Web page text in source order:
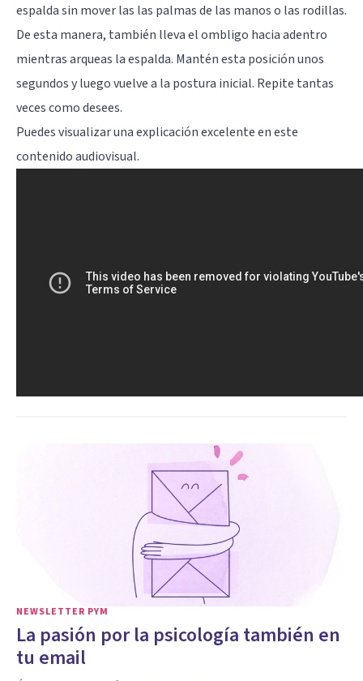
espalda sin mover las las palmas de las manos o las rodillas.
De esta manera, también lleva el ombligo hacia adentro
mientras arqueas la espalda. Mantén esta posición unos
segundos y luego vuelve a la postura inicial. Repite tantas
veces como desees.
Puedes visualizar una explicación excelente en este
contenido audiovisual.
NEWSLETTER PYM
La pasión por la psicología también en
tu email